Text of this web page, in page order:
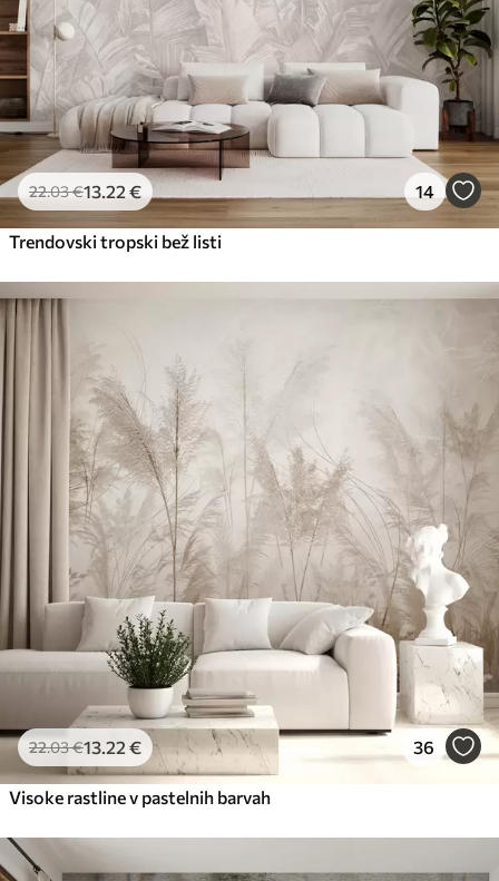
22.03€13 .22 € 14
Trendovski tropski bež listi
22.03€13 .22 € 36
Visoke rastline v pastelnih barvah